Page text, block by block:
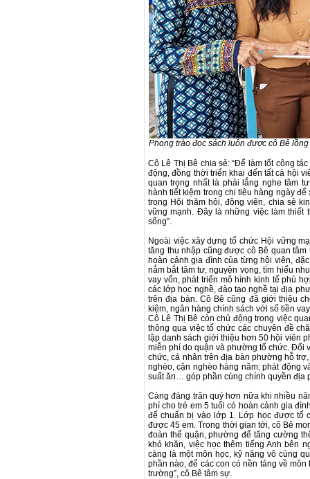
Phong trào đọc sách luôn được cô Bê
Cô Lê Thị Bê chia sẻ: “Để làm tốt công
động, đồng thời triển khai đến tất cả hội
quan trọng nhất là phải lắng nghe tâm
hành tiết kiệm trong chi tiêu hàng ngày
trong Hội thăm hỏi, động viên, chia sẻ
vững mạnh. Đây là những việc làm thiết
sống”.
Ngoài việc xây dựng tổ chức Hội vững
tăng thu nhập cũng được cô Bê quan
hoàn cảnh gia đình của từng hội viên,
nắm bắt tâm tư, nguyện vọng, tìm hiểu
vay vốn, phát triển mô hình kinh tế phù
các lớp học nghề, đào tạo nghề tại địa
trên địa bàn. Cô Bê cũng đã giới thiệu
kiệm, ngân hàng chính sách với số tiền
Cô Lê Thị Bê còn chủ động trong việc
thông qua việc tổ chức các chuyên đề
lập danh sách giới thiệu hơn 50 hội viên
miễn phí do quận và phường tổ chức. Đối
chức, cá nhân trên địa bàn phường hỗ
nghèo, cận nghèo hàng năm; phát động
suất ăn… góp phần cùng chính quyền địa
Càng đáng trân quý hơn nữa khi nhiều
phí cho trẻ em 5 tuổi có hoàn cảnh gia
để chuẩn bị vào lớp 1. Lớp học được tổ
được 45 em. Trong thời gian tới, cô Bê
đoàn thể quận, phường để tăng cường
khó khăn, việc học thêm tiếng Anh bên
càng là một môn học, kỹ năng vô cùng
phần nào, để các con có nền tảng về
trường”, cô Bê tâm sự.